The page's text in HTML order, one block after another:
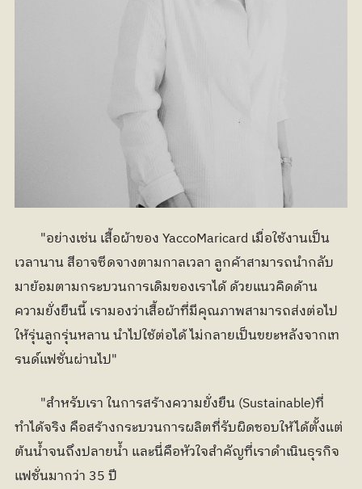
เวลานาน สีอาจซีดจางตามกาลเวลา ลูกค้าสามารถนำกลับ
มาย้อมตามกระบวนการเดิมของเราได้ ด้วยแนวคิดด้าน
ความยั่งยืนนี้ เรามองว่าเสื้อผ้าที่มีคุณภาพสามารถส่งต่อไป
ให้รุ่นลูกรุ่นหลาน นำไปใช้ต่อได้ ไม่กลายเป็นขยะหลังจากเท
รนด์แฟชั่นผ่านไป"
ทำได้จริง คือสร้างกระบวนการผลิตที่รับผิดชอบให้ได้ตั้งแต่
ต้นน้ำจนถึงปลายน้ำ และนี่คือหัวใจสำคัญที่เราดำเนินธุรกิจ
แฟชั่นมากว่า 35 ปี